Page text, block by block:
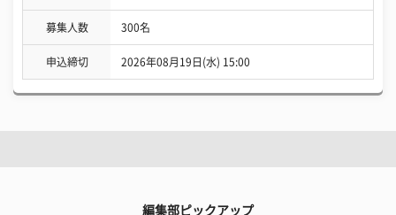
募集人数 300名
申込締切 2026年08月19日(水) 15:00
編集部ピックアップ